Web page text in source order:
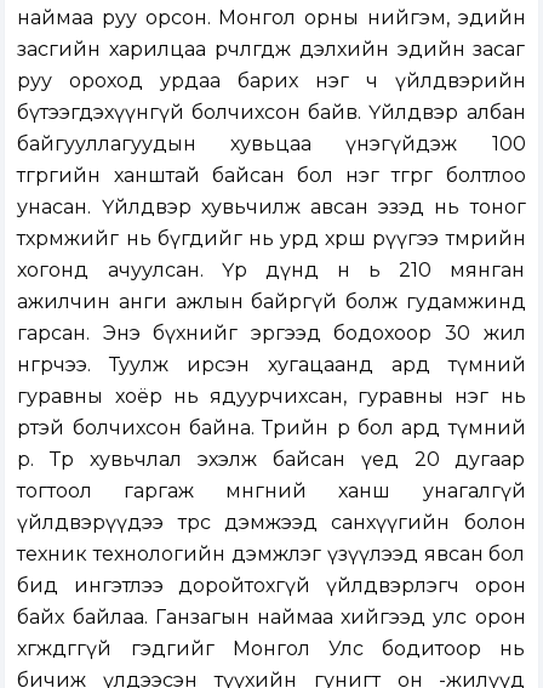
наймаа руу орсон. Монгол орны нийгэм, эдийн
засгийн харилцаа өөрчлөгдөж дэлхийн эдийн засаг
руу ороход урдаа барих нэг ч үйлдвэрийн
бүтээгдэхүүнгүй болчихсон байв. Үйлдвэр албан
байгууллагуудын хувьцаа үнэгүйдэж 100
төгрөгийн ханштай байсан бол нэг төгрөг болтлоо
унасан. Үйлдвэр хувьчилж авсан эзэд нь тоног
төхөөрөмжийг нь бүгдийг нь урд хөрш рүүгээ төмрийн
хогонд ачуулсан. Үр дүнд н ь 210 мянган
ажилчин анги ажлын байргүй болж гудамжинд
гарсан. Энэ бүхнийг эргээд бодохоор 30 жил
өнгөрчээ. Туулж ирсэн хугацаанд ард түмний
гуравны хоёр нь ядуурчихсан, гуравны нэг нь
өртэй болчихсон байна. Төрийн өр бол ард түмний
өр. Төр хувьчлал эхэлж байсан үед 20 дугаар
тогтоол гаргаж мөнгөний ханш унагалгүй
үйлдвэрүүдээ төрөөс дэмжээд санхүүгийн болон
техник технологийн дэмжлэг үзүүлээд явсан бол
бид ингэтлээ доройтохгүй үйлдвэрлэгч орон
байх байлаа. Ганзагын наймаа хийгээд улс орон
хөгждөггүй гэдгийг Монгол Улс бодитоор нь
бичиж үлдээсэн түүхийн гунигт он -жилүүд